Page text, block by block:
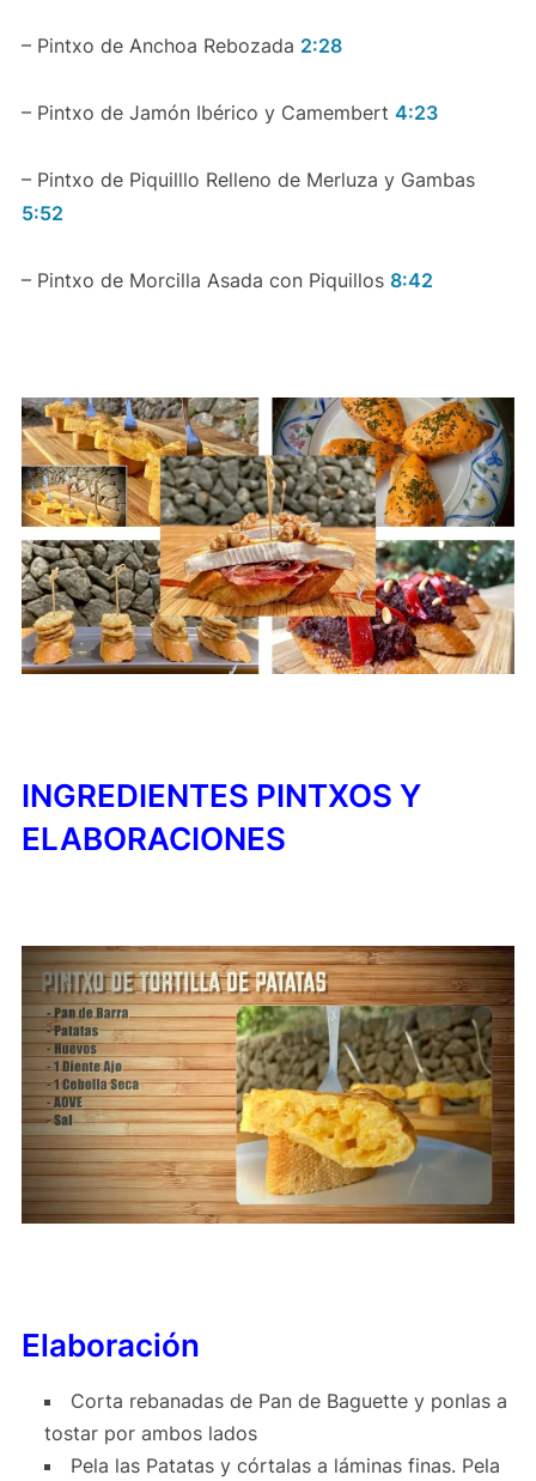
– Pintxo de Anchoa Rebozada 2:28
– Pintxo de Jamón Ibérico y Camembert 4:23
– Pintxo de Piquilllo Relleno de Merluza y Gambas
5:52
– Pintxo de Morcilla Asada con Piquillos 8:42
INGREDIENTES PINTXOS Y
ELABORACIONES
Elaboración
Corta rebanadas de Pan de Baguette y ponlas a
tostar por ambos lados
Pela las Patatas y córtalas a láminas finas. Pela